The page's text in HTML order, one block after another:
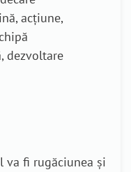
acțiune,
dezvoltare
va fi rugăciunea și